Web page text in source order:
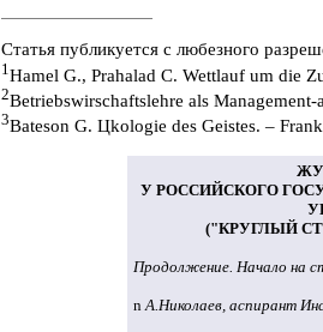
Статья публикуется с любезного
1 Hamel G., Prahalad C. Wettlauf um die
2Betriebswirschaftslehre als
3Bateson G. Цkologie des Geistes. –
У РОССИЙСКОГО
("КРУГЛЫЙ
Продолжение. Начало на
n А.Николаев, аспирант